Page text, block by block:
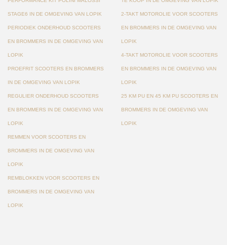
STAGE6 IN DE OMGEVING VAN LOPIK
PERIODIEK ONDERHOUD SCOOTERS
EN BROMMERS IN DE OMGEVING VAN
LOPIK
PROEFRIT SCOOTERS EN BROMMERS
IN DE OMGEVING VAN LOPIK
REGULIER ONDERHOUD SCOOTERS
EN BROMMERS IN DE OMGEVING VAN
LOPIK
REMMEN VOOR SCOOTERS EN
BROMMERS IN DE OMGEVING VAN
LOPIK
REMBLOKKEN VOOR SCOOTERS EN
BROMMERS IN DE OMGEVING VAN
LOPIK
2-TAKT MOTOROLIE VOOR SCOOTERS
EN BROMMERS IN DE OMGEVING VAN
LOPIK
4-TAKT MOTOROLIE VOOR SCOOTERS
EN BROMMERS IN DE OMGEVING VAN
LOPIK
25 KM PU EN 45 KM PU SCOOTERS EN
BROMMERS IN DE OMGEVING VAN
LOPIK